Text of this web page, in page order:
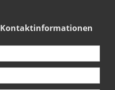
Kontaktinformationen